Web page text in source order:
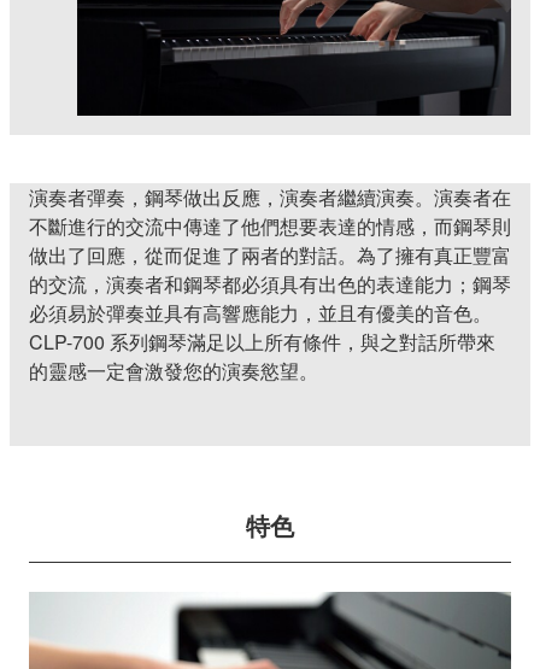
演奏者彈奏，鋼琴做出反應，演奏者繼續演奏。演奏者在
不斷進行的交流中傳達了他們想要表達的情感，而鋼琴則
做出了回應，從而促進了兩者的對話。為了擁有真正豐富
的交流，演奏者和鋼琴都必須具有出色的表達能力；鋼琴
必須易於彈奏並具有高響應能力，並且有優美的音色。
CLP-700 系列鋼琴滿足以上所有條件，與之對話所帶來
的靈感一定會激發您的演奏慾望。
特色